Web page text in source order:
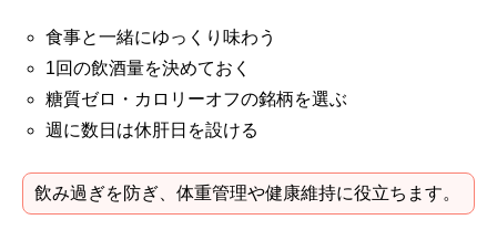
食事と一緒にゆっくり味わう
1回の飲酒量を決めておく
糖質ゼロ・カロリーオフの銘柄を選ぶ
週に数日は休肝日を設ける
飲み過ぎを防ぎ、体重管理や健康維持に役立ちます。